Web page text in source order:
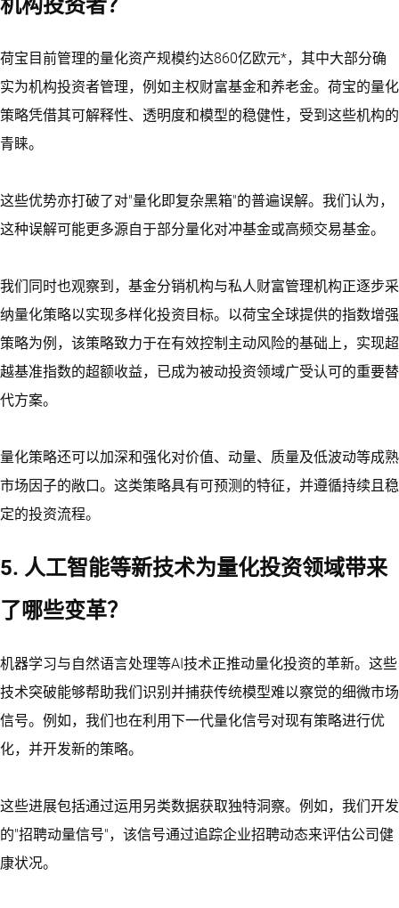
机构投资者？
荷宝目前管理的量化资产规模约达860亿欧元*，其中大部分确
实为机构投资者管理，例如主权财富基金和养老金。荷宝的量化
策略凭借其可解释性、透明度和模型的稳健性，受到这些机构的
青睐。
这些优势亦打破了对"量化即复杂黑箱"的普遍误解。我们认为，
这种误解可能更多源自于部分量化对冲基金或高频交易基金。
我们同时也观察到，基金分销机构与私人财富管理机构正逐步采
纳量化策略以实现多样化投资目标。以荷宝全球提供的指数增强
策略为例，该策略致力于在有效控制主动风险的基础上，实现超
越基准指数的超额收益，已成为被动投资领域广受认可的重要替
代方案。
量化策略还可以加深和强化对价值、动量、质量及低波动等成熟
市场因子的敞口。这类策略具有可预测的特征，并遵循持续且稳
定的投资流程。
5. 人工智能等新技术为量化投资领域带来
了哪些变革？
机器学习与自然语言处理等AI技术正推动量化投资的革新。这些
技术突破能够帮助我们识别并捕获传统模型难以察觉的细微市场
信号。例如，我们也在利用下一代量化信号对现有策略进行优
化，并开发新的策略。
这些进展包括通过运用另类数据获取独特洞察。例如，我们开发
的"招聘动量信号"，该信号通过追踪企业招聘动态来评估公司健
康状况。